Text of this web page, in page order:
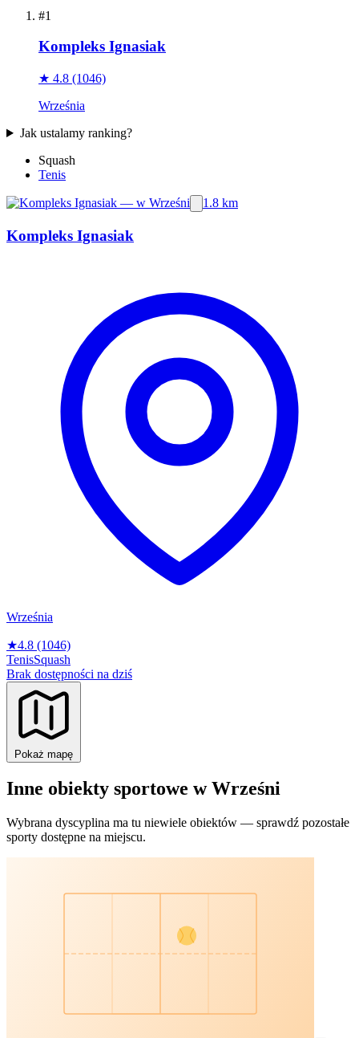
#1
Kompleks Ignasiak
★ 4.8 (1046)
Września
Jak ustalamy ranking?
Squash
Tenis
1.8 km
Kompleks Ignasiak
Września
★4.8 (1046)
TenisSquash
Brak dostępności na dziś
Pokaż mapę
Inne obiekty sportowe w Wrześni
Wybrana dyscyplina ma tu niewiele obiektów — sprawdź pozostałe
sporty dostępne na miejscu.